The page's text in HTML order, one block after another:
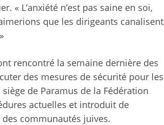
« L’anxiété n’est pas saine en soi,
que les dirigeants canalisent
rencontré la semaine dernière des
des mesures de sécurité pour les
de Paramus de la Fédération
actuelles et introduit de
communautés juives.